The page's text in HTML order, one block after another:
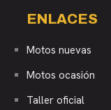
ENLACES
Motos nuevas
Motos ocasión
Taller oficial